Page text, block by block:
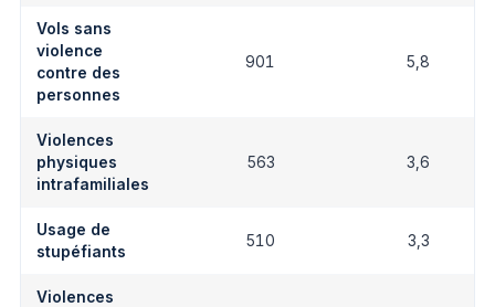
Vols sans
violence
contre des
personnes
901 5,8
Violences
physiques
intrafamiliales
563 3,6
Usage de
stupéfiants
510 3,3
Violences